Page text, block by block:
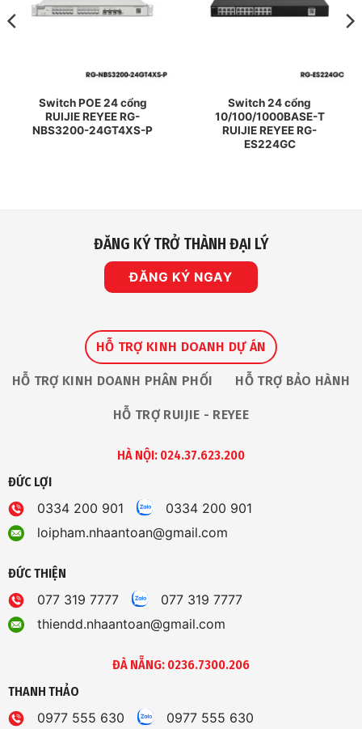
Switch POE 24 cổng
RUIJIE REYEE RG-
NBS3200-24GT4XS-P
Switch 24 cổng
10/100/1000BASE-T
RUIJIE REYEE RG-
ES224GC
ĐĂNG KÝ TRỞ THÀNH ĐẠI LÝ
ĐĂNG KÝ NGAY
HỖ TRỢ KINH DOANH DỰ ÁN
HỖ TRỢ KINH DOANH PHÂN PHỐI HỖ TRỢ BẢO HÀNH
HỖ TRỢ RUIJIE - REYEE
HÀ NỘI: 024.37.623.200
ĐỨC LỢI
0334 200 901
0334 200 901
loipham.nhaantoan@gmail.com
ĐỨC THIỆN
077 319 7777
077 319 7777
thiendd.nhaantoan@gmail.com
ĐÀ NẴNG: 0236.7300.206
THANH THẢO
0977 555 630
0977 555 630